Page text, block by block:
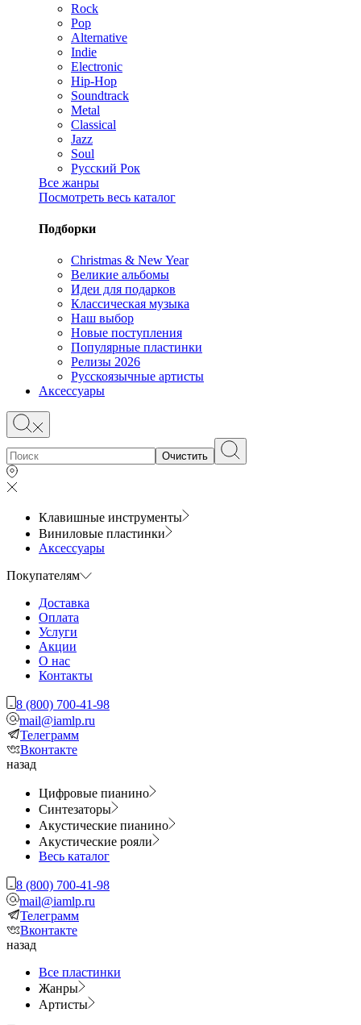
Rock
Pop
Alternative
Indie
Electronic
Hip-Hop
Soundtrack
Metal
Classical
Jazz
Soul
Русский Рок
Все жанры
Посмотреть весь каталог
Подборки
Christmas & New Year
Великие альбомы
Идеи для подарков
Классическая музыка
Наш выбор
Новые поступления
Популярные пластинки
Релизы 2026
Русскоязычные артисты
Аксессуары
Очистить
Клавишные инструменты
Виниловые пластинки
Аксессуары
Покупателям
Доставка
Оплата
Услуги
Акции
О нас
Контакты
8 (800) 700-41-98
mail@iamlp.ru
Телеграмм
Вконтакте
назад
Цифровые пианино
Синтезаторы
Акустические пианино
Акустические рояли
Весь каталог
8 (800) 700-41-98
mail@iamlp.ru
Телеграмм
Вконтакте
назад
Все пластинки
Жанры
Артисты